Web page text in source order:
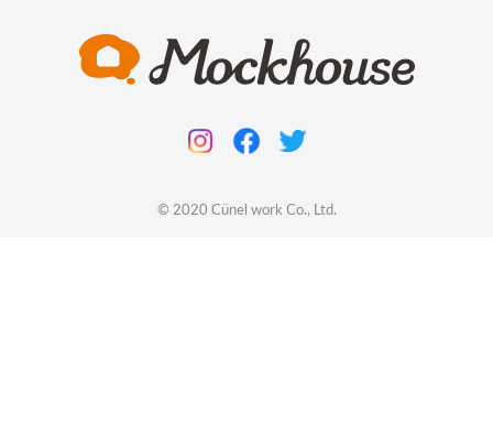
© 2020 Cünel work Co., Ltd.